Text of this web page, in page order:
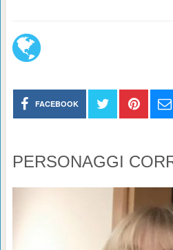
FACEBOOK
PERSONAGGI